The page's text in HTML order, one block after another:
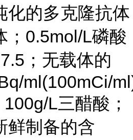
化的多克隆抗体
0.5mol/L磷酸
；无载体的
ml(100mCi/
L三醋酸；
鲜制备的含